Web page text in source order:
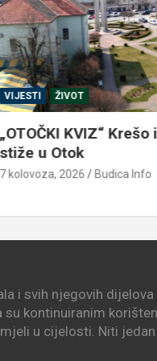
VIJESTI ŽIVOT
„OTOČKI KVIZ“
stiže u Otok
7 kolovoza, 2026 Budica Info
i svih njegovih
kontinuiranim
u cijelosti. Niti